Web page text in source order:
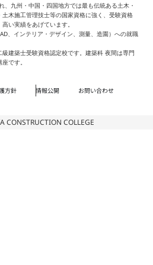
九州・中国・四国地方では最も伝統ある土木・
木施工管理技士等の国家資格に強く、受験資格
い実績をあげています。
、インテリア・デザイン、測量、造園）への就職
建築士受験資格認定校です。建築科 夜間は専門
です。
方針 情報公開 お問い合わせ
CONSTRUCTION COLLEGE